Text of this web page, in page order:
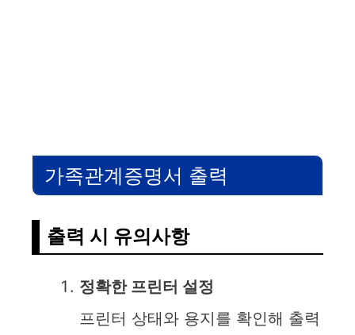
가족관계증명서 출력
출력 시 유의사항
정확한 프린터 설정
프린터 상태와 용지를 확인해 출력